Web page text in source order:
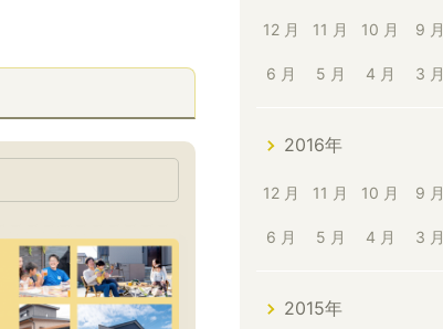
12 月 11 月 10 月 9 月
6 月 5 月 4 月 3 月
2016年
12 月 11 月 10 月 9 月
6 月 5 月 4 月 3 月
2015年